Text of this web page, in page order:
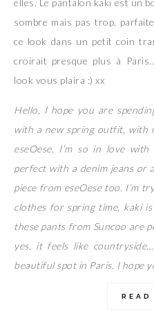
sombre mais pas trop,
ce look dans un petit coin
croirait presque plus à
look vous plaira :) xx
Hello, I hope you are
with a new spring outfit, with
eseOese. I’m so in love
perfect with a denim jeans or
piece from eseOese too. I’m
clothes for spring time, kaki
these pants from Suncoo are
yes, it feels like
beautiful spot in Paris. I hope
READ